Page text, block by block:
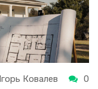
Ковалев 0